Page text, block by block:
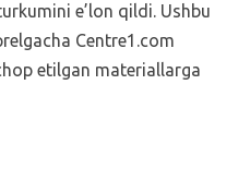
e’lon qildi. Ushbu
Centre1.com
etilgan materiallarga